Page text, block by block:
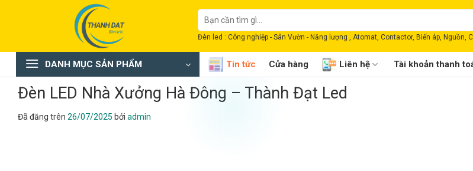
dung
Tìm
kiếm:
Đèn led : Công nghiệp - Sân Vườn - Năng lượng , Atomat, Contactor, Biến áp, Nguồn,
DANH MỤC SẢN PHẨM Tin tức Cửa hàng Liên hệ Tài khoản thanh
Đèn LED Nhà Xưởng Hà Đông – Thành Đạt Led
Đã đăng trên 26/07/2025 bởi admin